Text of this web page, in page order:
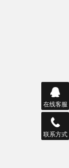
在线客服
联系方式